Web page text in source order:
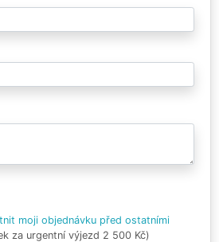
moji objednávku před ostatními
za urgentní výjezd 2 500 Kč)